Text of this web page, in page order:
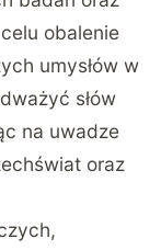
obalenie
umysłów w
słów
na uwadze
oraz